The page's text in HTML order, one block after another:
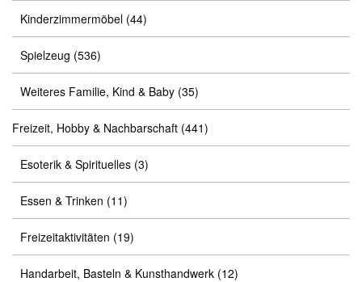
Kinderzimmermöbel (44)
Spielzeug (536)
Weiteres Familie, Kind & Baby (35)
Freizeit, Hobby & Nachbarschaft (441)
Esoterik & Spirituelles (3)
Essen & Trinken (11)
Freizeitaktivitäten (19)
Handarbeit, Basteln & Kunsthandwerk (12)